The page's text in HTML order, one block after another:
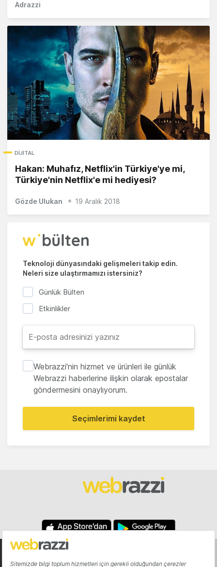
Adrazzi
DIJITAL
Hakan: Muhafız, Netflix'in Türkiye'ye mi,
Türkiye'nin Netflix'e mi hediyesi?
Gözde Ulukan 19 Aralık 2018
Teknoloji dünyasındaki gelişmeleri takip edin.
Neleri size ulaştırmamızı istersiniz?
Günlük Bülten
Etkinlikler
Webrazzi'nin hizmet ve ürünleri ile günlük
Webrazzi haberlerine ilişkin olarak epostalar
göndermesini onaylıyorum.
Seçimlerimi kaydet